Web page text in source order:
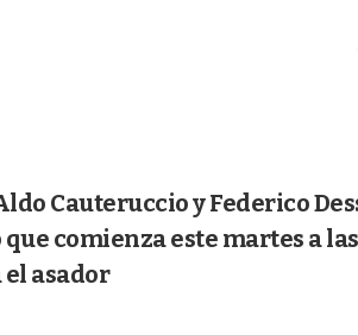
Cauteruccio y Federico
comienza este martes a
asador